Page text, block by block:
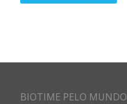
BIOTIME PELO MUNDO